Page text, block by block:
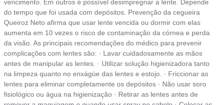
vencimento. Em outros é possível desimpregnar a lente. Depende
do tempo que foi usada com depósitos. Prevenção da cegueira
Queiroz Neto afirma que usar lente vencida ou dormir com elas
aumenta em 10 vezes o risco de contaminação da córnea e perda
da visão. As principais recomendações do médico para prevenir
complicações com lentes são: · Lavar cuidadosamente as mãos
antes de manipular as lentes. · Utilizar solução higienizadora tanto
na limpeza quanto no enxágüe das lentes e estojo. · Friccionar as
lentes para eliminar completamente os depósitos · Não usar soro
fisiológico ou água na higienização · Retirar as lentes antes de